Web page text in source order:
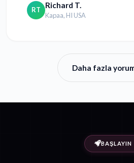
RT Richard T.
Kapaa, HI USA
Daha fazla
BAŞLAYIN